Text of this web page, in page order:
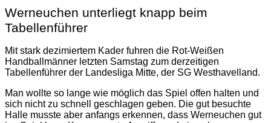
Werneuchen unterliegt knapp beim
Tabellenführer
Mit stark dezimiertem Kader fuhren die Rot-Weißen
Handballmänner letzten Samstag zum derzeitigen
Tabellenführer der Landesliga Mitte, der SG Westhavelland.
Man wollte so lange wie möglich das Spiel offen halten und
sich nicht zu schnell geschlagen geben. Die gut besuchte
Halle musste aber anfangs erkennen, dass Werneuchen gut